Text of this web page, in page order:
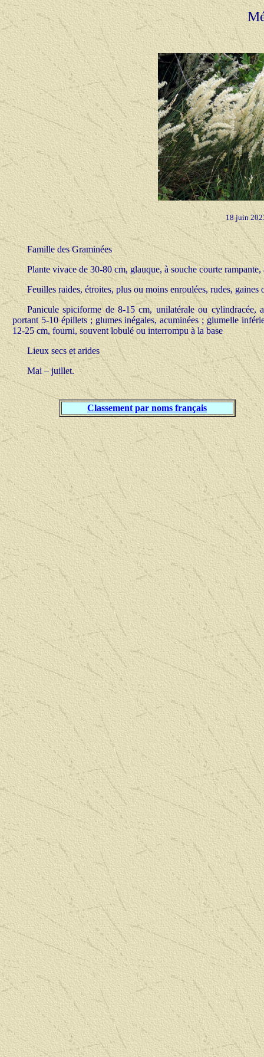
18 juin
Famille des Graminées
Plante vivace de 30-80 cm, glauque, à souche courte rampante,
Feuilles raides, étroites, plus ou moins enroulées, rudes, gaines
Panicule spiciforme de 8-15 cm, unilatérale ou cylindracée,
portant 5-10 épillets ; glumes inégales, acuminées ; glumelle
12-25 cm, fourni, souvent lobulé ou interrompu à la base
Lieux secs et arides
Mai – juillet.
Classement par noms français